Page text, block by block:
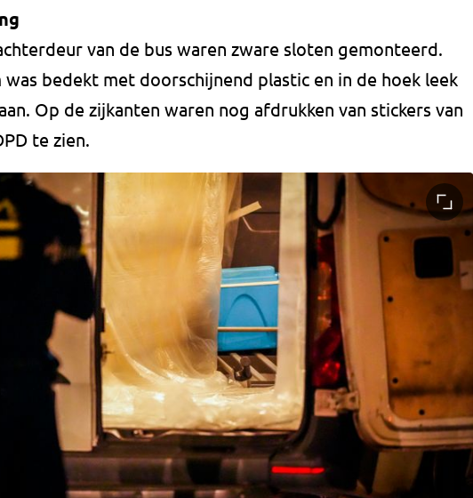
van de bus waren zware sloten gemonteerd.
was bedekt met doorschijnend plastic en in de hoek leek
Op de zijkanten waren nog afdrukken van stickers van
te zien.